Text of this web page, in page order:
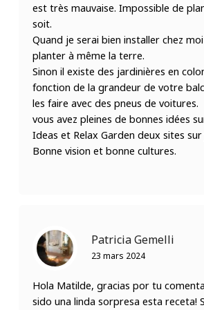
est très mauvaise. Impossible de
soit.
Quand je serai bien installer chez
planter à même la terre.
Sinon il existe des jardinières en
fonction de la grandeur de votre
les faire avec des pneus de voitures.
vous avez pleines de bonnes idées
Ideas et Relax Garden deux sites
Bonne vision et bonne cultures.
Patricia Gemelli
23 mars 2024
Hola Matilde, gracias por tu
sido una linda sorpresa esta receta!